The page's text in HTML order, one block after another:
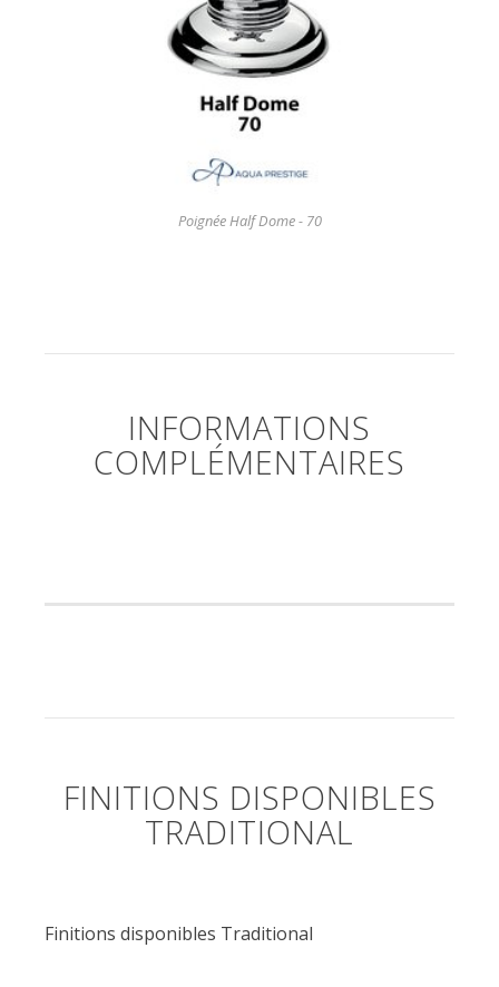
Poignée Half Dome - 70
INFORMATIONS
COMPLÉMENTAIRES
FINITIONS DISPONIBLES
TRADITIONAL
Finitions disponibles Traditional